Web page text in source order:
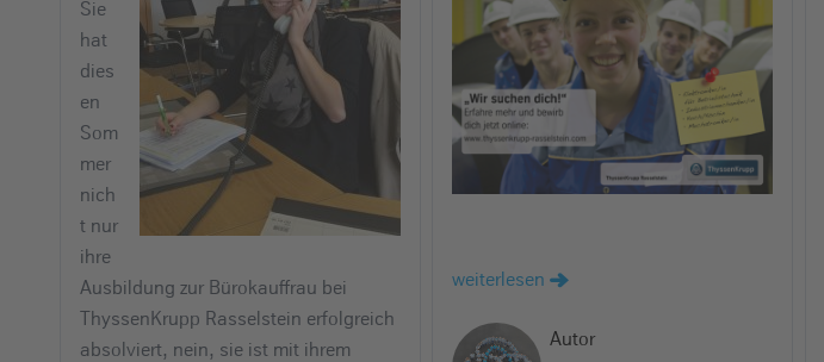
Sie
hat
dies
en
Som
mer
nich
t nur
ihre
Ausbildung zur Bürokauffrau bei
ThyssenKrupp Rasselstein erfolgreich
absolviert, nein, sie ist mit ihrem
weiterlesen
Autor